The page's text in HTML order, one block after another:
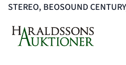
STEREO, BEOSOUND